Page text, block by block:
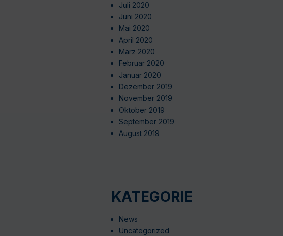
Juli 2020
Juni 2020
Mai 2020
April 2020
März 2020
Februar 2020
Januar 2020
Dezember 2019
November 2019
Oktober 2019
September 2019
August 2019
KATEGORIE
News
Uncategorized